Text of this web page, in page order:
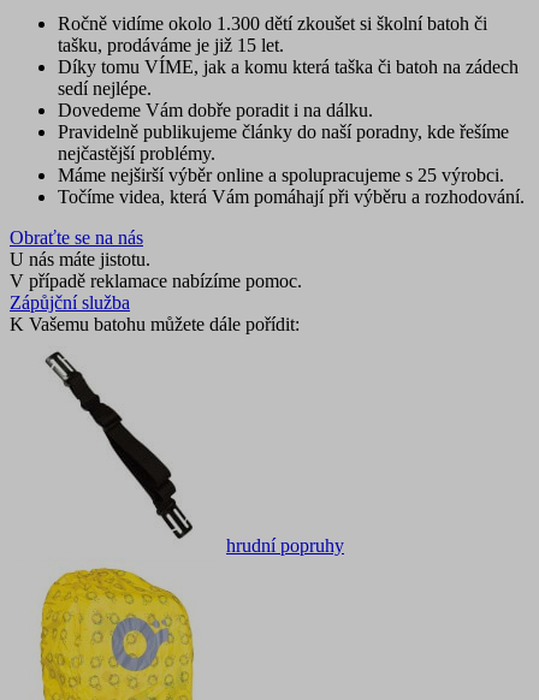
Ročně vidíme okolo 1.300 dětí zkoušet si školní batoh či
tašku, prodáváme je již 15 let.
Díky tomu VÍME, jak a komu která taška či batoh na zádech
sedí nejlépe.
Dovedeme Vám dobře poradit i na dálku.
Pravidelně publikujeme články do naší poradny, kde řešíme
nejčastější problémy.
Máme nejširší výběr online a spolupracujeme s 25 výrobci.
Točíme videa, která Vám pomáhají při výběru a rozhodování.
Obraťte se na nás
U nás máte jistotu.
V případě reklamace nabízíme pomoc.
Zápůjční služba
K Vašemu batohu můžete dále pořídit:
hrudní popruhy